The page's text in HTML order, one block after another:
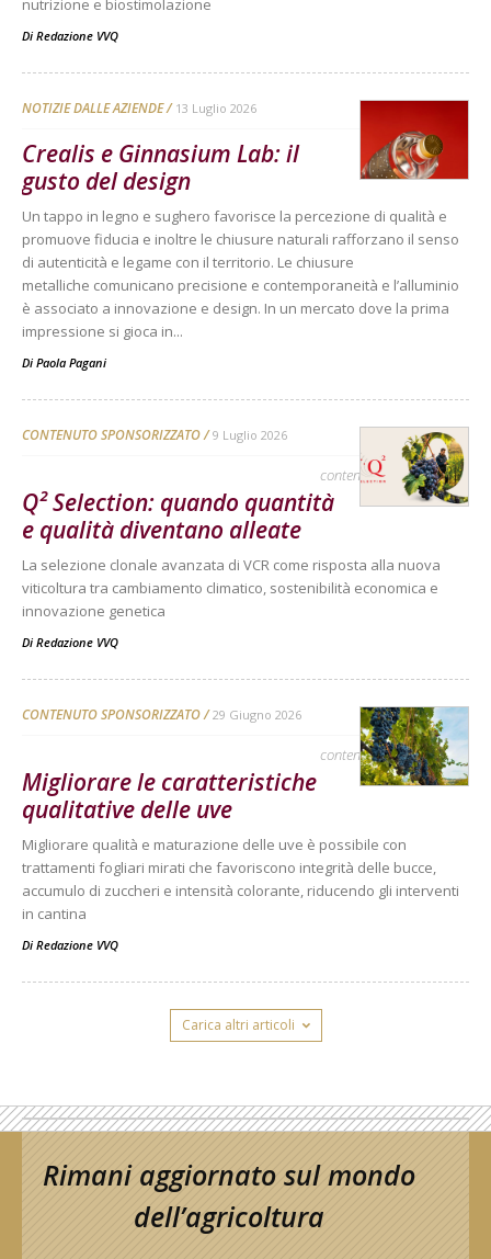
nutrizione e biostimolazione
Di Redazione VVQ
NOTIZIE DALLE AZIENDE 13 Luglio 2026
Crealis e Ginnasium Lab: il
gusto del design
Un tappo in legno e sughero favorisce la percezione di qualità e
promuove fiducia e inoltre le chiusure naturali rafforzano il senso
di autenticità e legame con il territorio. Le chiusure
metalliche comunicano precisione e contemporaneità e l’alluminio
è associato a innovazione e design. In un mercato dove la prima
impressione si gioca in...
Di Paola Pagani
CONTENUTO SPONSORIZZATO 9 Luglio 2026
contenuto sponsorizzato
Q² Selection: quando quantità
e qualità diventano alleate
La selezione clonale avanzata di VCR come risposta alla nuova
viticoltura tra cambiamento climatico, sostenibilità economica e
innovazione genetica
Di Redazione VVQ
CONTENUTO SPONSORIZZATO 29 Giugno 2026
contenuto sponsorizzato
Migliorare le caratteristiche
qualitative delle uve
Migliorare qualità e maturazione delle uve è possibile con
trattamenti fogliari mirati che favoriscono integrità delle bucce,
accumulo di zuccheri e intensità colorante, riducendo gli interventi
in cantina
Di Redazione VVQ
Carica altri articoli
Rimani aggiornato sul mondo
dell’agricoltura